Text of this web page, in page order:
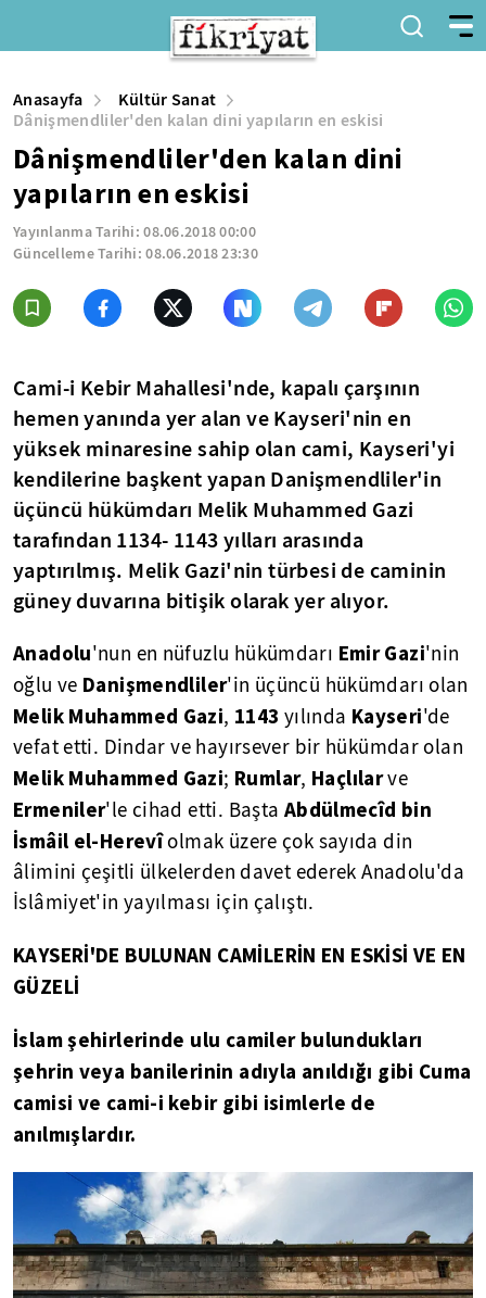
Anasayfa
Kültür Sanat
Dânişmendliler'den kalan dini yapıların en eskisi
Dânişmendliler'den kalan dini
yapıların en eskisi
Yayınlanma Tarihi:08.06.2018 00:00
Güncelleme Tarihi:08.06.2018 23:30
Cami-i Kebir Mahallesi'nde, kapalı çarşının
hemen yanında yer alan ve Kayseri'nin en
yüksek minaresine sahip olan cami, Kayseri'yi
kendilerine başkent yapan Danişmendliler'in
üçüncü hükümdarı Melik Muhammed Gazi
tarafından 1134- 1143 yılları arasında
yaptırılmış. Melik Gazi'nin türbesi de caminin
güney duvarına bitişik olarak yer alıyor.
Anadolu'nun en nüfuzlu hükümdarı Emir Gazi'nin
oğlu ve Danişmendliler'in üçüncü hükümdarı olan
Melik Muhammed Gazi, 1143 yılında Kayseri'de
vefat etti. Dindar ve hayırsever bir hükümdar olan
Melik Muhammed Gazi; Rumlar, Haçlılarve
Ermeniler'le cihad etti. Başta Abdülmecîd bin
İsmâil el-Herevîolmak üzere çok sayıda din
âlimini çeşitli ülkelerden davet ederek Anadolu'da
İslâmiyet'in yayılması için çalıştı.
KAYSERİ'DE BULUNAN CAMİLERİN EN ESKİSİ VE EN
GÜZELİ
İslam şehirlerinde ulu camiler bulundukları
şehrin veya banilerinin adıyla anıldığı gibi Cuma
camisi ve cami-i kebir gibi isimlerle de
anılmışlardır.